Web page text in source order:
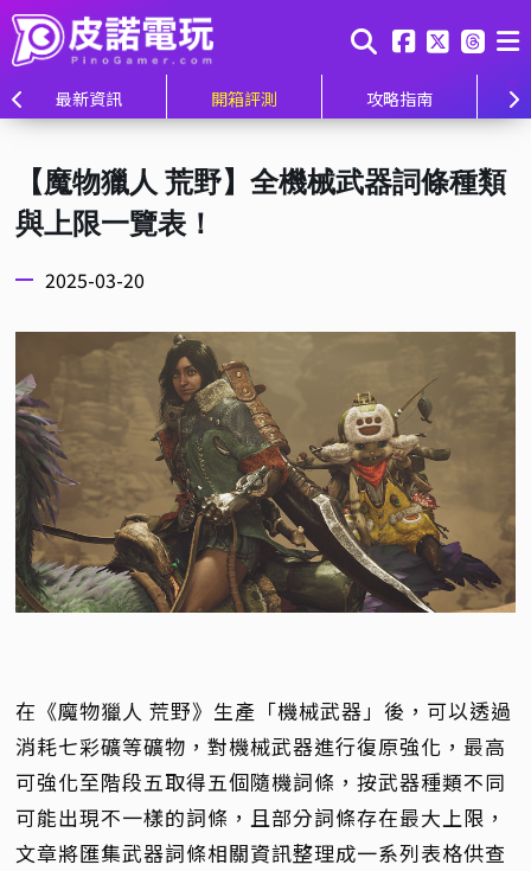
最新資訊 開箱評測 攻略指南
【魔物獵人 荒野】全機械武器詞條種類
與上限一覽表！
2025-03-20
在《魔物獵人 荒野》生產「機械武器」後，可以透過
消耗七彩礦等礦物，對機械武器進行復原強化，最高
可強化至階段五取得五個隨機詞條，按武器種類不同
可能出現不一樣的詞條，且部分詞條存在最大上限，
文章將匯集武器詞條相關資訊整理成一系列表格供查